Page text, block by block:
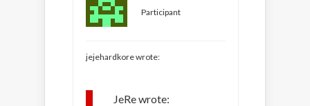
Participant
jejehardkore wrote:
JeRe wrote: